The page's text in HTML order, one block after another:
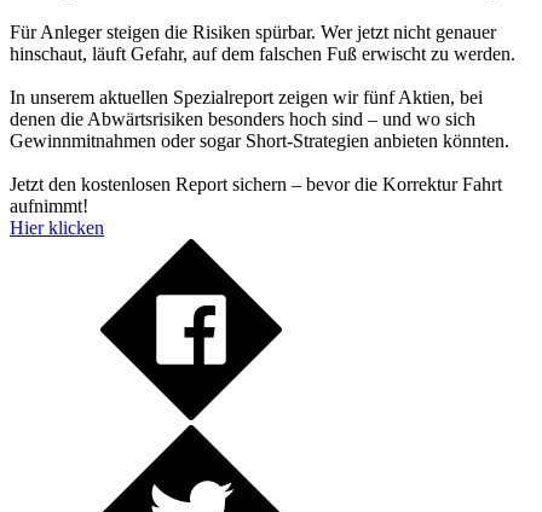
Für Anleger steigen die Risiken spürbar. Wer jetzt nicht genauer
hinschaut, läuft Gefahr, auf dem falschen Fuß erwischt zu werden.
In unserem aktuellen Spezialreport zeigen wir fünf Aktien, bei
denen die Abwärtsrisiken besonders hoch sind – und wo sich
Gewinnmitnahmen oder sogar Short-Strategien anbieten könnten.
Jetzt den kostenlosen Report sichern – bevor die Korrektur Fahrt
aufnimmt!
Hier klicken